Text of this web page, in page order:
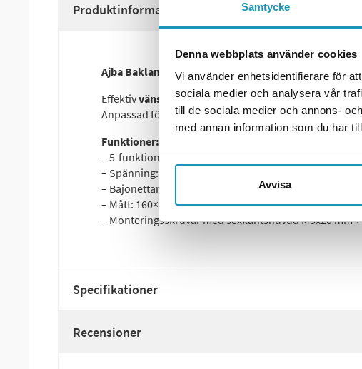
Samtycke
Denna webbplats använder cookies
Vi använder enhetsidentifierare för
sociala medier och analysera vår
till de sociala medier och annons-
med annan information som du har
Avvisa
Produktinformation
Ajba Baklampa – 5-funktionell med dimljus, vänster,
Effektivvänster baklampafrån Ajba med fem
Anpassad för 12V-system och utrustad med praktisk
Funktioner:
– 5-funktionell: Positionsljus, Stoppljus, Blinkers,
– Spänning: 12V
– Bajonettanslutning: 5(4)-pol
– Mått: 160×220×55 mm
– Monteringsskruvar med sexkantshuvud M5x20 mm
Specifikationer
Recensioner